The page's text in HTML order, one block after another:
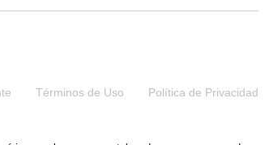
Términos de Uso Política de Privacidad